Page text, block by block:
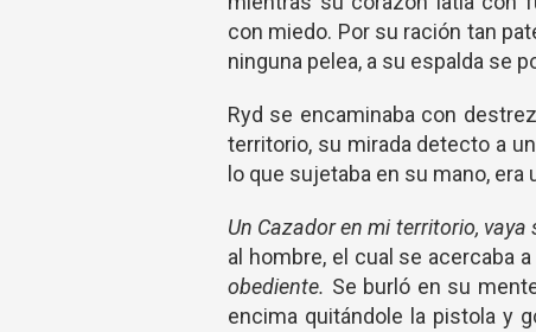
con miedo. Por su ración tan
ninguna pelea, a su espalda se
Ryd se encaminaba con
territorio, su mirada detecto a
lo que sujetaba en su mano, era
Un Cazador en mi territorio, vaya
al hombre, el cual se acercaba
obediente. Se burló en su
encima quitándole la pistola y